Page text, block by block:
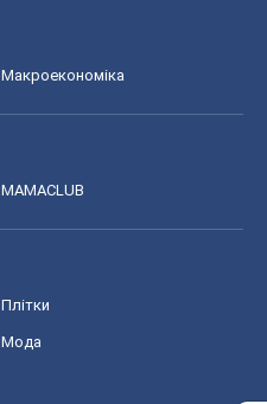
Макроекономіка
MAMACLUB
Плітки
Мода